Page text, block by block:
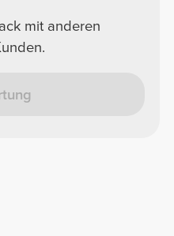
mit anderen